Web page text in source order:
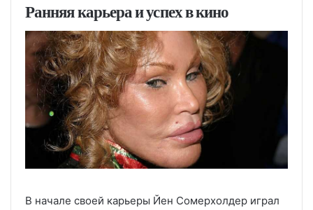
Ранняя карьера и успех в кино
В начале своей карьеры Йен Сомерхолдер играл